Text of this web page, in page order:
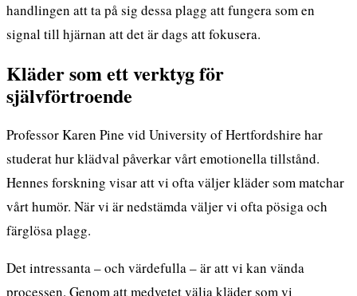
handlingen att ta på sig dessa plagg att fungera som en
signal till hjärnan att det är dags att fokusera.
Kläder som ett verktyg för
självförtroende
Professor Karen Pine vid University of Hertfordshire har
studerat hur klädval påverkar vårt emotionella tillstånd.
Hennes forskning visar att vi ofta väljer kläder som matchar
vårt humör. När vi är nedstämda väljer vi ofta pösiga och
färglösa plagg.
Det intressanta – och värdefulla – är attvi kan vända
processen. Genom att medvetet välja kläder som vi